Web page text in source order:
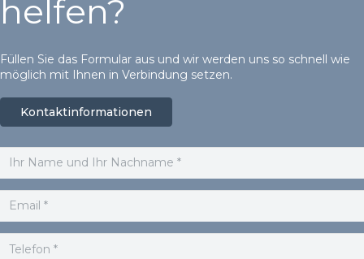
helfen?
Füllen Sie das Formular aus und wir werden uns so schnell wie
möglich mit Ihnen in Verbindung setzen.
Kontaktinformationen